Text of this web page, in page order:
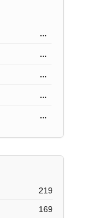
...
...
...
...
...
219
169